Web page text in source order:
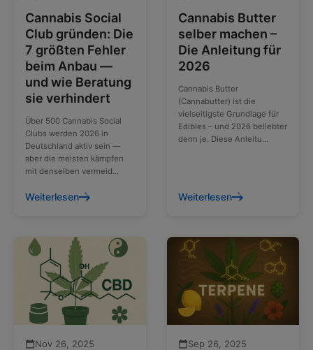
Cannabis Social
Club gründen: Die
7 größten Fehler
beim Anbau —
und wie Beratung
sie verhindert
Über 500 Cannabis Social
Clubs werden 2026 in
Deutschland aktiv sein —
aber die meisten kämpfen
mit denselben vermeid...
Weiterlesen
Cannabis Butter
selber machen –
Die Anleitung für
2026
Cannabis Butter
(Cannabutter) ist die
vielseitigste Grundlage für
Edibles – und 2026 beliebter
denn je. Diese Anleitu...
Weiterlesen
Nov 26, 2025
Sep 26, 2025